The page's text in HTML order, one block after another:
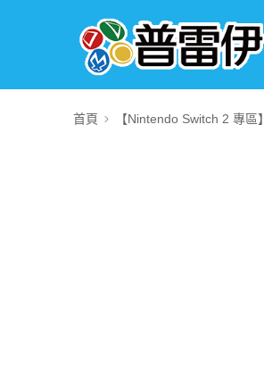
首頁 【Nintendo Switch 2 專區】